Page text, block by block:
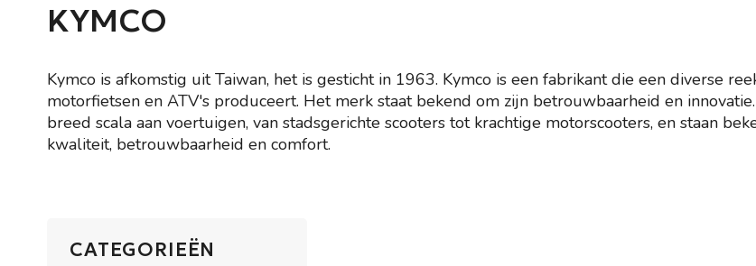
KYMCO
Kymco is afkomstig uit Taiwan, het is gesticht in 1963. Kymco is een fabrikant die een diverse
motorfietsen en ATV's produceert. Het merk staat bekend om zijn betrouwbaarheid en
breed scala aan voertuigen, van stadsgerichte scooters tot krachtige motorscooters, en staan
kwaliteit, betrouwbaarheid en comfort.
CATEGORIEËN